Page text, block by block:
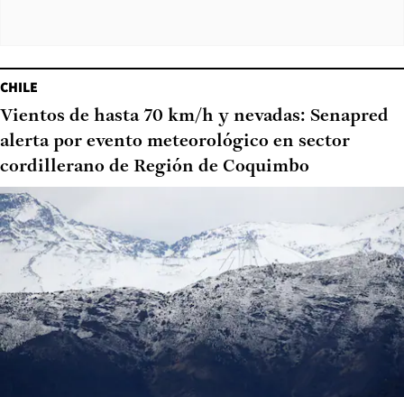
CHILE
Vientos de hasta 70 km/h y nevadas: Senapred
alerta por evento meteorológico en sector
cordillerano de Región de Coquimbo